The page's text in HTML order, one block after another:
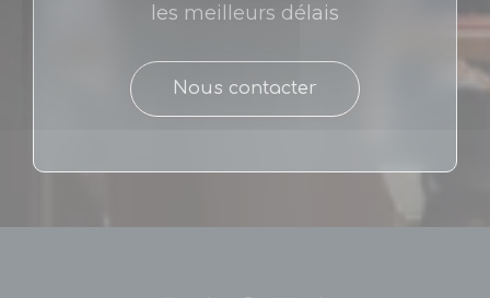
les meilleurs délais
Nous contacter